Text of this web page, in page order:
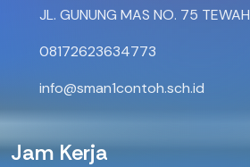
JL. GUNUNG MAS NO. 75 TEWAH
08172623634773
info@sman1contoh.sch.id
Jam Kerja